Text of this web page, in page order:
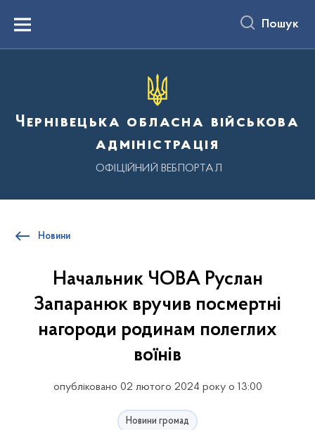
вмістуMenu Пошук
Чернівецька обласна військова
адміністрація
ОФІЦІЙНИЙ ВЕБПОРТАЛ
Новини
Начальник ЧОВА Руслан
Запаранюк вручив посмертні
нагороди родинам полеглих
воїнів
опубліковано 02 лютого 2024 року о 13:00
Новини громад